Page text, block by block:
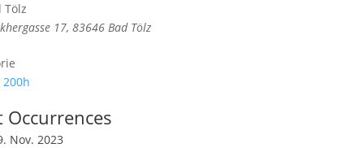
Tölz
17, 83646 Bad Tölz
200h
Occurrences
Nov. 2023